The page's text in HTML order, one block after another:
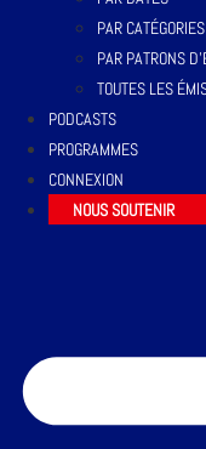
PAR CATÉGORIES
PAR PATRONS
TOUTES LES
PODCASTS
PROGRAMMES
CONNEXION
NOUS SOUTENIR